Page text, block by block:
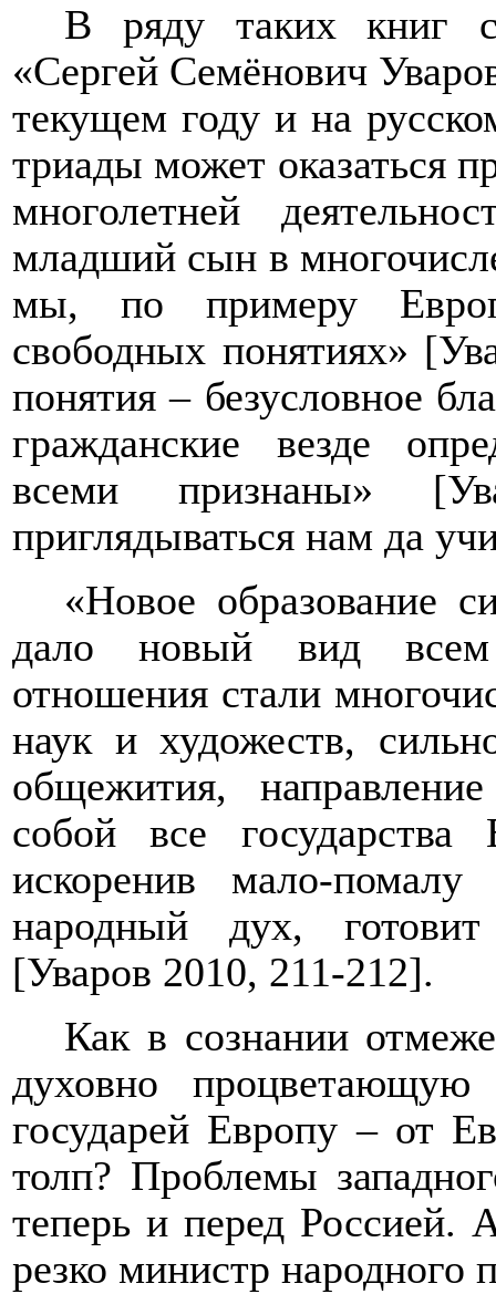
В ряду таких книг
«Сергей Семёнович
текущем году и на
триады может оказаться
многолетней
младший сын в
мы, по примеру
свободных понятиях»
понятия – безусловное
гражданские везде
всеми признаны»
приглядываться нам да
«Новое образование
дало новый вид
отношения стали
наук и художеств,
общежития,
собой все
искоренив мало-
народный дух,
[Уваров 2010, 211-212].
Как в сознании
духовно процветающую
государей Европу – от
толп? Проблемы
теперь и перед Россией.
резко министр народного